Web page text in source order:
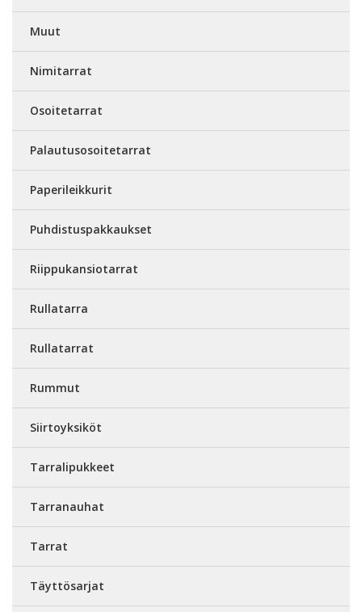
Muut
Nimitarrat
Osoitetarrat
Palautusosoitetarrat
Paperileikkurit
Puhdistuspakkaukset
Riippukansiotarrat
Rullatarra
Rullatarrat
Rummut
Siirtoyksiköt
Tarralipukkeet
Tarranauhat
Tarrat
Täyttösarjat